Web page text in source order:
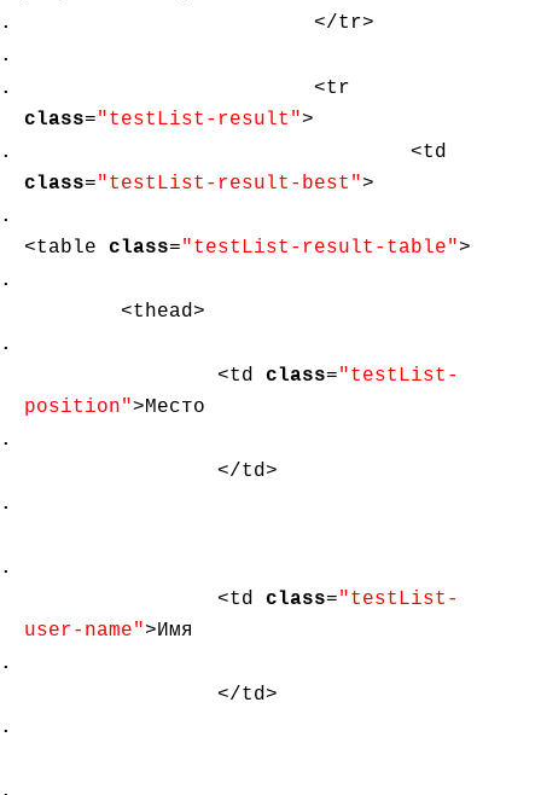
</tr>
<tr
class="testList-result">
<td
class="testList-result-best">
<table class="testList-result-table">
<thead>
<td class="testList-
position">Место
</td>
<td class="testList-
user-name">Имя
</td>